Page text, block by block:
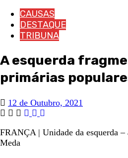
CAUSAS
DESTAQUE
TRIBUNA
A esquerda
primárias
12 de Outubro, 2021
FRANÇA | Unidade da esquerda
Meda